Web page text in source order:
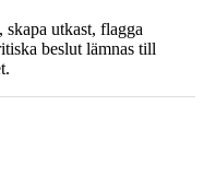
skapa utkast, flagga
beslut lämnas till